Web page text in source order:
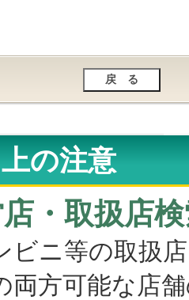
の注意
店・取扱店
ニ等の取扱
両方可能な店